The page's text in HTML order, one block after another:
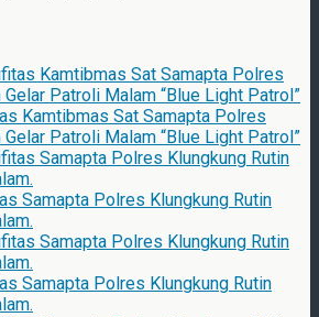
Kamtibmas Sat Samapta Polres
Gelar Patroli Malam “Blue Light Patrol”
Samapta Polres Klungkung Rutin
Samapta Polres Klungkung Rutin